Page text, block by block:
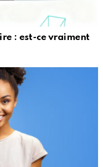
: est-ce vraiment